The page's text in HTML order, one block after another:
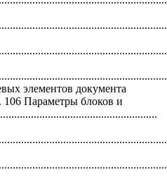
элементов документа
106 Параметры блоков и